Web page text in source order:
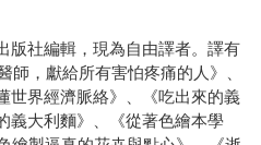
版社編輯，現為自由譯者。譯有
師，獻給所有害怕疼痛的人》、
世界經濟脈絡》、《吃出來的義
義大利麵》、《從著色繪本學